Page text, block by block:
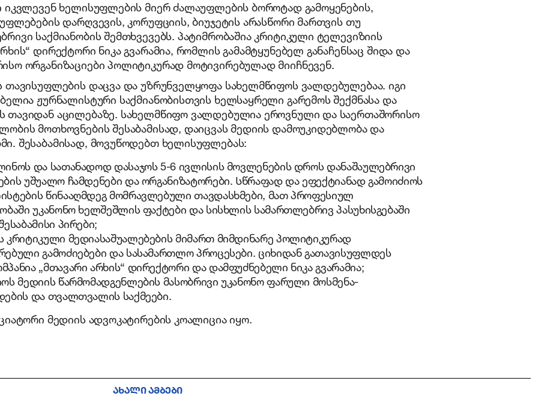
იკვლევენ ხელისუფლების მიერ ძალაუფლების ბოროტად გამოყენების,
დარღვევის, კორუფციის, ბიუჯეტის არასწორი მართვის თუ
საქმიანობის შემთხვევებს. პატიმრობაშია კრიტიკული ტელევიზიის
დირექტორი ნიკა გვარამია, რომლის გამამტყუნებელ განაჩენსაც შიდა და
ორგანიზაციები პოლიტიკურად მოტივირებულად მიიჩნევენ.
თავისუფლების დაცვა და უზრუნველყოფა სახელმწიფოს ვალდებულებაა. იგი
ჟურნალისტური საქმიანობისთვის ხელსაყრელი გარემოს შექმნასა და
თავიდან აცილებაზე. სახელმწიფო ვალდებულია ეროვნული და საერთაშორისო
მოთხოვნების შესაბამისად, დაიცვას მედიის დამოუკიდებლობა და
შესაბამისად, მოვუწოდებთ ხელისუფლებას:
და სათანადოდ დასაჯოს 5-6 ივლისის მოვლენების დროს დანაშაულებრივი
უშუალო ჩამდენები და ორგანიზატორები. Სწრაფად და ეფექტიანად გამოიძიოს
წინააღმდეგ მომრავლებული თავდასხმები, მათ პროფესიულ
უკანონო ხელშეშლის ფაქტები და სისხლის სამართლებრივ პასუხისგებაში
პირები;
კრიტიკული მედიასაშუალებების მიმართ მიმდინარე პოლიტიკურად
გამოძიებები და სასამართლო პროცესები. ციხიდან გათავისუფლდეს
„მთავარი არხის“ დირექტორი და დამფუძნებელი ნიკა გვარამია;
მედიის წარმომადგენლების მასობრივი უკანონო ფარული მოსმენა-
და თვალთვალის საქმეები.
მედიის ადვოკატირების კოალიცია იყო.
ᲐᲮᲐᲚᲘ ᲐᲛᲑᲔᲑᲘ